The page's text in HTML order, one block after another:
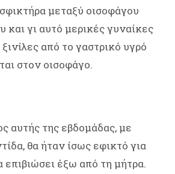
μεταξύ οισοφάγου
και γι αυτό μερικές γυναίκες
από το γαστρικό υγρό
στον οισοφάγο.
αυτής της εβδομάδας, με
θα ήταν ίσως εφικτό για
επιβιώσει έξω από τη μήτρα.